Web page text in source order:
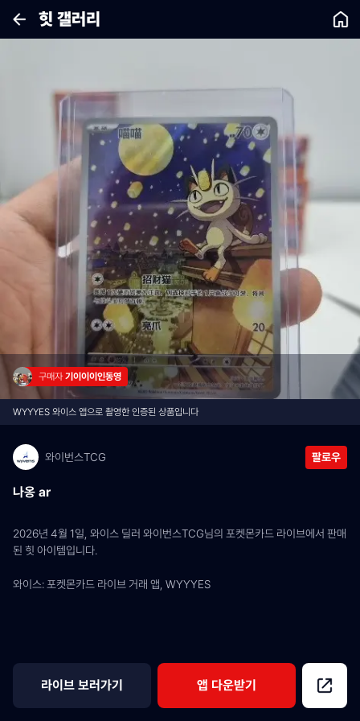
힛 갤러리
구매자 기이이이인동영
WYYYES 와이스 앱으로 촬영한 인증된 상품입니다
와이번스TCG 팔로우
나옹 ar
2026년 4월 1일, 와이스 딜러 와이번스TCG님의 포켓몬카드 라이브에서 판매
된 힛 아이템입니다.
와이스: 포켓몬카드 라이브 거래 앱, WYYYES
라이브 보러가기 앱 다운받기